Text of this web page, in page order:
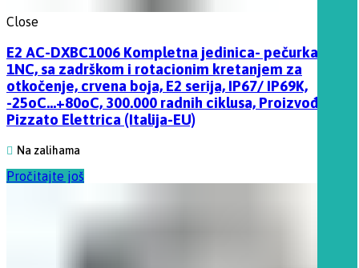
Close
E2 AC-DXBC1006 Kompletna jedinica- pečurka sa
1NC, sa zadrškom i rotacionim kretanjem za
otkočenje, crvena boja, E2 serija, IP67/ IP69K,
-25oC…+80oC, 300.000 radnih ciklusa, Proizvođač
Pizzato Elettrica (Italija-EU)
Na zalihama
Pročitajte još